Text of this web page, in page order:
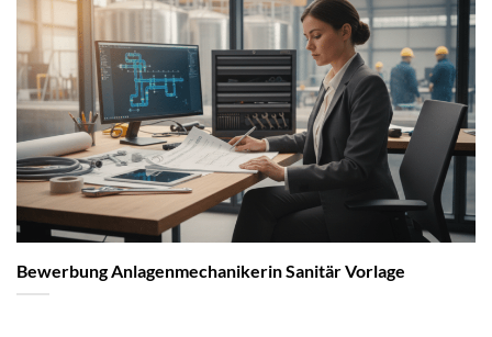
Bewerbung Anlagenmechanikerin Sanitär Vorlage